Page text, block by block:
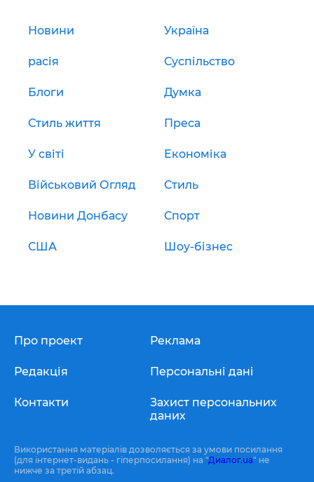
Новини Україна
расія Суспільство
Блоги Думка
Стиль життя Преса
У світі Економіка
Військовий Огляд Стиль
Новини Донбасу Спорт
США Шоу-бізнес
Про проект
Редакція
Контакти
Реклама
Персональні дані
Захист персональних
даних
Використання матеріалів дозволяється за умови посилання
(для інтернет-видань - гіперпосилання) на "Диалог.ua" не
нижче за третій абзац.